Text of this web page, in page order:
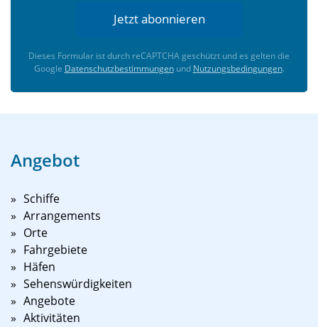
Jetzt abonnieren
Dieses Formular ist durch reCAPTCHA geschützt und es gelten die
Google Datenschutzbestimmungenund Nutzungsbedingungen.
Angebot
Schiffe
Arrangements
Orte
Fahrgebiete
Häfen
Sehenswürdigkeiten
Angebote
Aktivitäten